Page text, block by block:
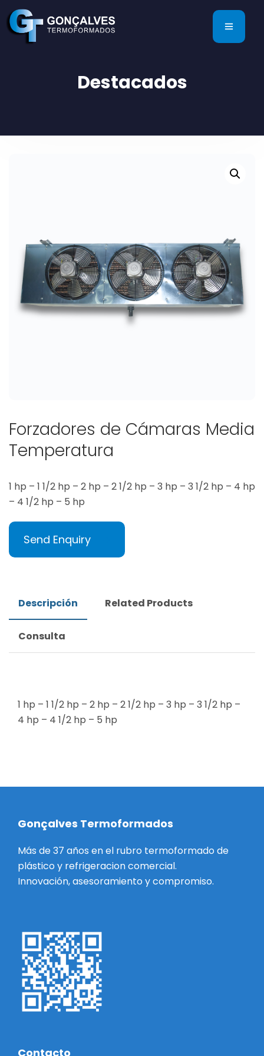
Destacados
Forzadores de Cámaras Media
Temperatura
1 hp – 1 1/2 hp – 2 hp – 2 1/2 hp – 3 hp – 3 1/2 hp – 4 hp
– 4 1/2 hp – 5 hp
Send Enquiry
Descripción Related Products
Consulta
1 hp – 1 1/2 hp – 2 hp – 2 1/2 hp – 3 hp – 3 1/2 hp –
4 hp – 4 1/2 hp – 5 hp
Gonçalves Termoformados
Más de 37 años en el rubro termoformado de
plástico y refrigeracion comercial.
Innovación, asesoramiento y compromiso.
Contacto